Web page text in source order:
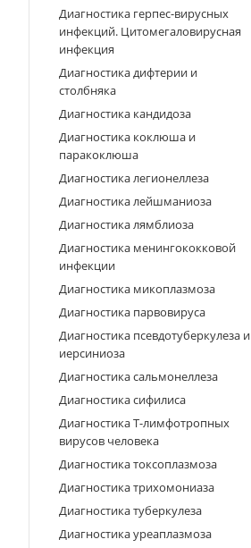
Диагностика герпес-вирусных
инфекций. Цитомегаловирусная
инфекция
Диагностика дифтерии и
столбняка
Диагностика кандидоза
Диагностика коклюша и
паракоклюша
Диагностика легионеллеза
Диагностика лейшманиоза
Диагностика лямблиоза
Диагностика менингококковой
инфекции
Диагностика микоплазмоза
Диагностика парвовируса
Диагностика псевдотуберкулеза и
иерсиниоза
Диагностика сальмонеллеза
Диагностика сифилиса
Диагностика Т-лимфотропных
вирусов человека
Диагностика токсоплазмоза
Диагностика трихомониаза
Диагностика туберкулеза
Диагностика уреаплазмоза